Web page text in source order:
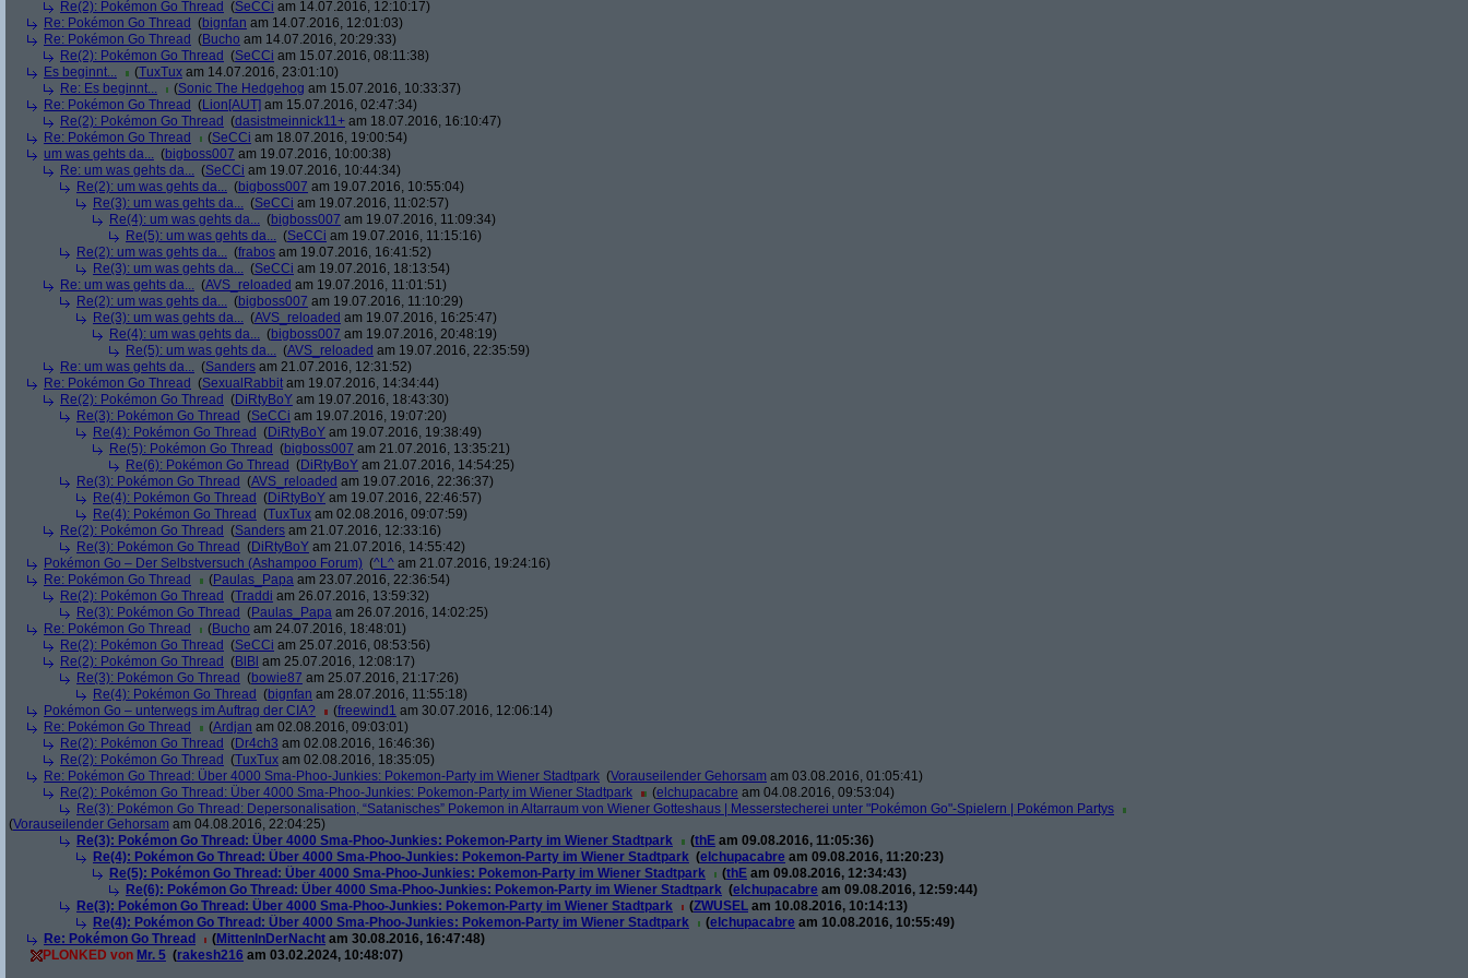
Re(2): Pokémon Go Thread (SeCCi am 14.07.2016, 12:10:17)
Re: Pokémon Go Thread (bignfan am 14.07.2016, 12:01:03)
Re: Pokémon Go Thread (Bucho am 14.07.2016, 20:29:33)
Re(2): Pokémon Go Thread (SeCCi am 15.07.2016, 08:11:38)
Es beginnt...
(TuxTux am 14.07.2016, 23:01:10)
Re: Es beginnt...
(Sonic The Hedgehog am 15.07.2016, 10:33:37)
Re: Pokémon Go Thread (Lion[AUT] am 15.07.2016, 02:47:34)
Re(2): Pokémon Go Thread (dasistmeinnick11+ am 18.07.2016, 16:10:47)
Re: Pokémon Go Thread
(SeCCi am 18.07.2016, 19:00:54)
um was gehts da... (bigboss007 am 19.07.2016, 10:00:38)
Re: um was gehts da... (SeCCi am 19.07.2016, 10:44:34)
Re(2): um was gehts da... (bigboss007 am 19.07.2016, 10:55:04)
Re(3): um was gehts da... (SeCCi am 19.07.2016, 11:02:57)
Re(4): um was gehts da... (bigboss007 am 19.07.2016, 11:09:34)
Re(5): um was gehts da... (SeCCi am 19.07.2016, 11:15:16)
Re(2): um was gehts da... (frabos am 19.07.2016, 16:41:52)
Re(3): um was gehts da... (SeCCi am 19.07.2016, 18:13:54)
Re: um was gehts da... (AVS_reloaded am 19.07.2016, 11:01:51)
Re(2): um was gehts da... (bigboss007 am 19.07.2016, 11:10:29)
Re(3): um was gehts da... (AVS_reloaded am 19.07.2016, 16:25:47)
Re(4): um was gehts da... (bigboss007 am 19.07.2016, 20:48:19)
Re(5): um was gehts da... (AVS_reloaded am 19.07.2016, 22:35:59)
Re: um was gehts da... (Sanders am 21.07.2016, 12:31:52)
Re: Pokémon Go Thread (SexualRabbit am 19.07.2016, 14:34:44)
Re(2): Pokémon Go Thread (DiRtyBoY am 19.07.2016, 18:43:30)
Re(3): Pokémon Go Thread (SeCCi am 19.07.2016, 19:07:20)
Re(4): Pokémon Go Thread (DiRtyBoY am 19.07.2016, 19:38:49)
Re(5): Pokémon Go Thread (bigboss007 am 21.07.2016, 13:35:21)
Re(6): Pokémon Go Thread (DiRtyBoY am 21.07.2016, 14:54:25)
Re(3): Pokémon Go Thread (AVS_reloaded am 19.07.2016, 22:36:37)
Re(4): Pokémon Go Thread (DiRtyBoY am 19.07.2016, 22:46:57)
Re(4): Pokémon Go Thread (TuxTux am 02.08.2016, 09:07:59)
Re(2): Pokémon Go Thread (Sanders am 21.07.2016, 12:33:16)
Re(3): Pokémon Go Thread (DiRtyBoY am 21.07.2016, 14:55:42)
Pokémon Go – Der Selbstversuch (Ashampoo Forum) (^L^ am 21.07.2016, 19:24:16)
Re: Pokémon Go Thread
(Paulas_Papa am 23.07.2016, 22:36:54)
Re(2): Pokémon Go Thread (Traddi am 26.07.2016, 13:59:32)
Re(3): Pokémon Go Thread (Paulas_Papa am 26.07.2016, 14:02:25)
Re: Pokémon Go Thread
(Bucho am 24.07.2016, 18:48:01)
Re(2): Pokémon Go Thread (SeCCi am 25.07.2016, 08:53:56)
Re(2): Pokémon Go Thread (BlBl am 25.07.2016, 12:08:17)
Re(3): Pokémon Go Thread (bowie87 am 25.07.2016, 21:17:26)
Re(4): Pokémon Go Thread (bignfan am 28.07.2016, 11:55:18)
Pokémon Go – unterwegs im Auftrag der CIA?
(freewind1 am 30.07.2016, 12:06:14)
Re: Pokémon Go Thread
(Ardjan am 02.08.2016, 09:03:01)
Re(2): Pokémon Go Thread (Dr4ch3 am 02.08.2016, 16:46:36)
Re(2): Pokémon Go Thread (TuxTux am 02.08.2016, 18:35:05)
Re: Pokémon Go Thread: Über 4000 Sma-Phoo-Junkies: Pokemon-Party im Wiener Stadtpark (Vorauseilender Gehorsam am 03.08.2016, 01:05:41)
Re(2): Pokémon Go Thread: Über 4000 Sma-Phoo-Junkies: Pokemon-Party im Wiener Stadtpark
(elchupacabre am 04.08.2016, 09:53:04)
Re(3): Pokémon Go Thread: Depersonalisation, “Satanisches” Pokemon in Altarraum von Wiener Gotteshaus | Messerstecherei unter "Pokémon Go"-Spielern | Pokémon Partys
(Vorauseilender Gehorsam am 04.08.2016, 22:04:25)
Re(3): Pokémon Go Thread: Über 4000 Sma-Phoo-Junkies: Pokemon-Party im Wiener Stadtpark
(thE am 09.08.2016, 11:05:36)
Re(4): Pokémon Go Thread: Über 4000 Sma-Phoo-Junkies: Pokemon-Party im Wiener Stadtpark (elchupacabre am 09.08.2016, 11:20:23)
Re(5): Pokémon Go Thread: Über 4000 Sma-Phoo-Junkies: Pokemon-Party im Wiener Stadtpark
(thE am 09.08.2016, 12:34:43)
Re(6): Pokémon Go Thread: Über 4000 Sma-Phoo-Junkies: Pokemon-Party im Wiener Stadtpark (elchupacabre am 09.08.2016, 12:59:44)
Re(3): Pokémon Go Thread: Über 4000 Sma-Phoo-Junkies: Pokemon-Party im Wiener Stadtpark
(ZWUSEL am 10.08.2016, 10:14:13)
Re(4): Pokémon Go Thread: Über 4000 Sma-Phoo-Junkies: Pokemon-Party im Wiener Stadtpark
(elchupacabre am 10.08.2016, 10:55:49)
Re: Pokémon Go Thread
(MittenInDerNacht am 30.08.2016, 16:47:48)
PLONKED von Mr. 5 (rakesh216 am 03.02.2024, 10:48:07)